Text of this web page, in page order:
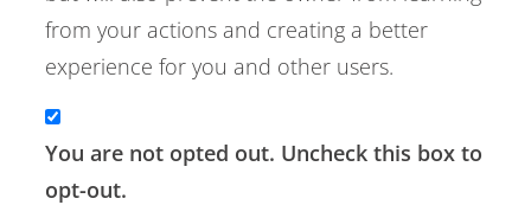
from your actions and creating a better
experience for you and other users.
You are not opted out. Uncheck this box to
opt-out.